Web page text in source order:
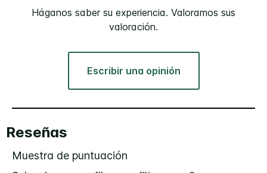
Háganos saber su experiencia. Valoramos sus
valoración.
Escribir una opinión